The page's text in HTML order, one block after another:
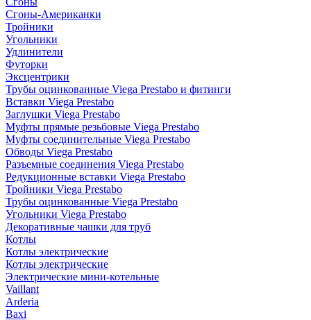
Сгоны-Американки
Тройники
Угольники
Удлинители
Футорки
Эксцентрики
Трубы оцинкованные Viega Prestabo и фитинги
Вставки Viega Prestabo
Заглушки Viega Prestabo
Муфты прямые резьбовые Viega Prestabo
Муфты соединительные Viega Prestabo
Обводы Viega Prestabo
Разъемные соединения Viega Prestabo
Редукционные вставки Viega Prestabo
Тройники Viega Prestabo
Трубы оцинкованные Viega Prestabo
Угольники Viega Prestabo
Декоративные чашки для труб
Котлы
Котлы электрические
Котлы электрические
Электрические мини-котельные
Vaillant
Arderia
Baxi